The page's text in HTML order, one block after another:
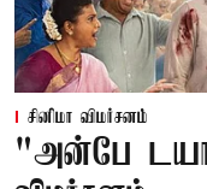
சினிமா விமர்சனம்
"அன்பே